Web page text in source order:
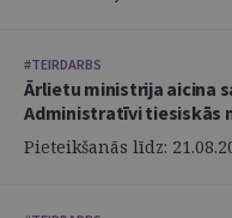
#TEIRDARBS
Ārlietu ministrija aicina
Administratīvi tiesiskās
Pieteikšanās līdz: